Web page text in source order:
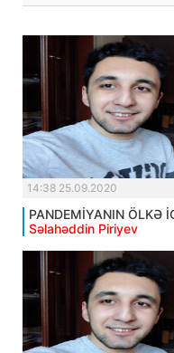
14:38 25.09.2020
PANDEMİYANIN ÖLKƏ
Səlahəddin Piriyev